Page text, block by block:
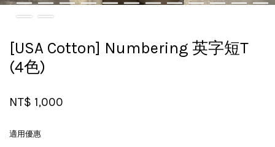
[USA Cotton] Numbering 英字短T
(4色)
NT$ 1,000
適用優惠